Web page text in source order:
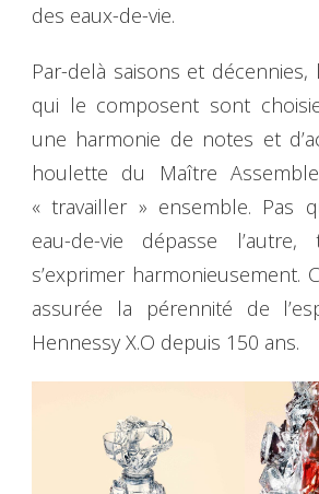
des eaux-de-vie.
Par-delà saisons et décennies,
qui le composent sont
une harmonie de notes et
houlette du Maître
« travailler » ensemble. Pas
eau-de-vie dépasse
s’exprimer harmonieusement.
assurée la pérennité de
Hennessy X.O depuis 150 ans.